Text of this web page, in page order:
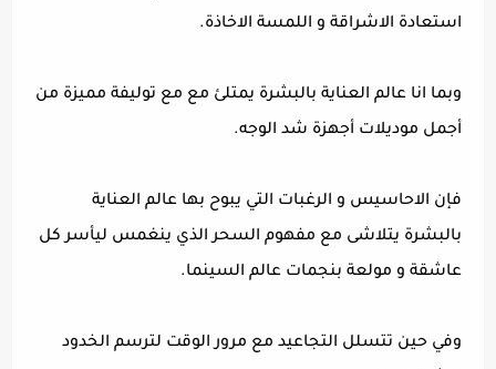
استعادة الاشراقة و اللمسة الاخاذة.
وبما انا عالم العناية بالبشرة يمتلئ مع مع توليفة مميزة من
أجمل موديلات أجهزة شد الوجه.
فإن الاحاسيس و الرغبات التي يبوح بها عالم العناية
بالبشرة يتلاشى مع مفهوم السحر الذي ينغمس ليأسر كل
عاشقة و مولعة بنجمات عالم السينما.
وفي حين تتسلل التجاعيد مع مرور الوقت لترسم الخدود